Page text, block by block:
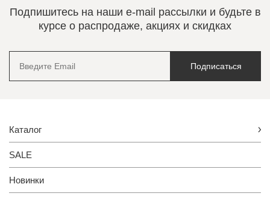
Подпишитесь на наши e-mail рассылки и будьте в
курсе о распродаже, акциях и скидках
Подписаться
Каталог
SALE
Новинки